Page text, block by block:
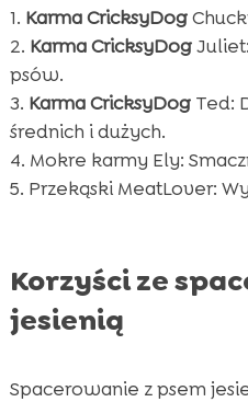
Karma CricksyDog
Karma CricksyDog
psów.
Karma CricksyDogTed:
średnich i dużych.
Mokre karmy Ely:
Przekąski MeatLover:
Korzyści ze
jesienią
Spacerowanie z psem